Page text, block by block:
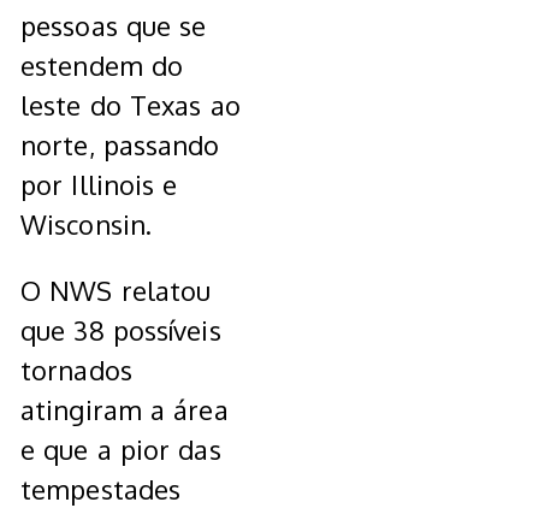
pessoas que se
estendem do
leste do Texas ao
norte, passando
por Illinois e
Wisconsin.
O NWS relatou
que 38 possíveis
tornados
atingiram a área
e que a pior das
tempestades